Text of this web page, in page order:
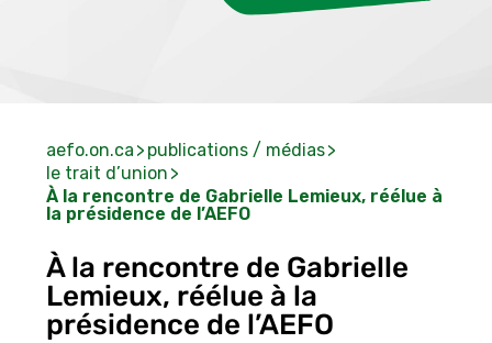
aefo.on.ca
publications / médias
le trait d’union
À la rencontre de Gabrielle Lemieux, réélue à
la présidence de l’AEFO
À la rencontre de Gabrielle
Lemieux, réélue à la
présidence de l’AEFO